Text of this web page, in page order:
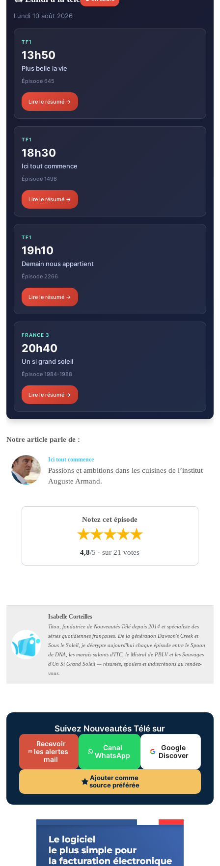
Lundi 10 août 2026
TF1
13h50
Plus belle la vie
Épisode 645
Lire le résumé →
TF1
18h30
Ici tout commence
Épisode 1498
Lire le résumé →
TF1
19h10
Demain nous appartient
Épisode 2266
Lire le résumé →
FRANCE 3
20h40
Un si grand soleil
Épisode 1984-1988
Lire le résumé →
Notre article parle de :
Ici tout commence
Passions et ambitions dans les cuisines de l’institut
Auguste Armand.
Notez cet épisode
★★★★★
4,8/5 · sur 21 votes
Isabelle Corteilles
Titou, fondatrice de Nouveautés Télé depuis 2014 et spécialiste des
séries quotidiennes françaises. De la génération Dawson's Creek et
Sous le Soleil, je décrypte aujourd'hui chaque épisode entre le Spoon
de DNA, les marais salants d'ITC, le Mistral de PBLV et les Sauvages
d'Un Si Grand Soleil — résumés, spoilers et indiscrétions au rendez-
vous.
Suivez Nouveautés Télé sur
Recevoir
les alertes
mail
Canal
WhatsApp
Google
Discover
Ajouter comme
source préférée